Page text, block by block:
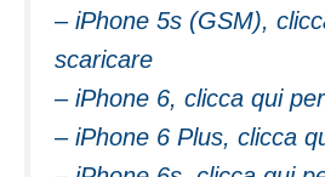
– iPhone 5s (GSM),
scaricare
– iPhone 6, clicca qui
– iPhone 6 Plus, clicca